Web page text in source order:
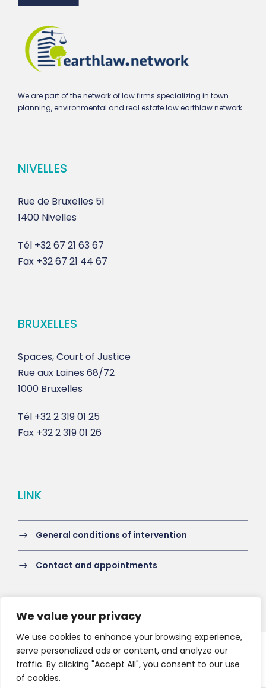
We value your privacy
We use cookies to enhance your browsing experience,
serve personalized ads or content, and analyze our
traffic. By clicking "Accept All", you consent to our use
of cookies.
We are part of the network of law firms specializing in town
planning, environmental and real estate law earthlaw.network
NIVELLES
Rue de Bruxelles 51
1400 Nivelles
Tél +32 67 21 63 67
Fax +32 67 21 44 67
BRUXELLES
Spaces, Court of Justice
Rue aux Laines 68/72
1000 Bruxelles
Tél +32 2 319 01 25
Fax +32 2 319 01 26
LINK
General conditions of intervention
Contact and appointments
Copyright 2021 HV-A, All Right Reserved